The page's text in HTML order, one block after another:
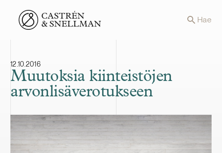
Front page Hae
12.10.2016
Muutoksia kiinteistöjen
arvonlisäverotukseen